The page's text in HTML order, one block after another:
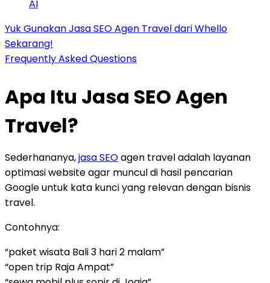
AI
Yuk Gunakan Jasa SEO Agen Travel dari Whello
Sekarang!
Frequently Asked Questions
Apa Itu Jasa SEO Agen
Travel?
Sederhananya,jasa SEOagen travel adalah layanan
optimasi website agar muncul di hasil pencarian
Google untuk kata kunci yang relevan dengan bisnis
travel.
Contohnya:
“paket wisata Bali 3 hari 2 malam”
“open trip Raja Ampat”